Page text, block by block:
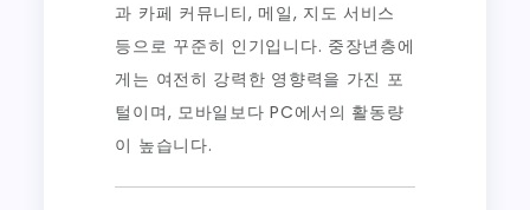
과 카페 커뮤니티, 메일, 지도 서비스
등으로 꾸준히 인기입니다. 중장년층에
게는 여전히 강력한 영향력을 가진 포
털이며, 모바일보다 PC에서의 활동량
이 높습니다.